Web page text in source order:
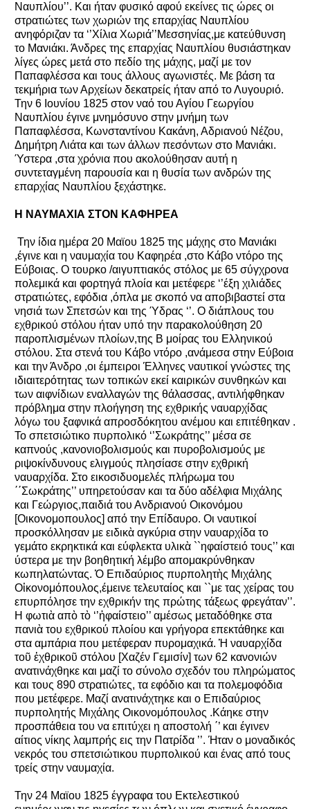
Ναυπλίου’’. Και ήταν φυσικό αφού εκείνες τις ώρες οι
στρατιώτες των χωριών της επαρχίας Ναυπλίου
ανηφόριζαν τα ‘’Χίλια Χωριά’’Μεσσηνίας,με κατεύθυνση
το Μανιάκι. Άνδρες της επαρχίας Ναυπλίου θυσιάστηκαν
λίγες ώρες μετά στο πεδίο της μάχης, μαζί με τον
Παπαφλέσσα και τους άλλους αγωνιστές. Με βάση τα
τεκμήρια των Αρχείων δεκατρείς ήταν από το Λυγουριό.
Την 6 Ιουνίου 1825 στον ναό του Αγίου Γεωργίου
Ναυπλίου έγινε μνημόσυνο στην μνήμη των
Παπαφλέσσα, Κωνσταντίνου Κακάνη, Αδριανού Νέζου,
Δημήτρη Λιάτα και των άλλων πεσόντων στο Μανιάκι.
Ύστερα ,στα χρόνια που ακολούθησαν αυτή η
συντεταγμένη παρουσία και η θυσία των ανδρών της
επαρχίας Ναυπλίου ξεχάστηκε.
Η ΝΑΥΜΑΧΙΑ ΣΤΟΝ ΚΑΦΗΡΕΑ
Την ίδια ημέρα 20 Μαϊου 1825 της μάχης στο Μανιάκι
,έγινε και η ναυμαχία του Καφηρέα ,στο Κάβο ντόρο της
Εύβοιας. Ο τουρκο /αιγυπτιακός στόλος με 65 σύγχρονα
πολεμικά και φορτηγά πλοία και μετέφερε ‘’έξη χιλιάδες
στρατιώτες, εφόδια ,όπλα με σκοπό να αποβιβαστεί στα
νησιά των Σπετσών και της Ύδρας ‘’. Ο διάπλους του
εχθρικού στόλου ήταν υπό την παρακολούθηση 20
παροπλισμένων πλοίων,της Β μοίρας του Ελληνικού
στόλου. Στα στενά του Κάβο ντόρο ,ανάμεσα στην Εύβοια
και την Άνδρο ,οι έμπειροι Έλληνες ναυτικοί γνώστες της
ιδιαιτερότητας των τοπικών εκεί καιρικών συνθηκών και
των αιφνίδιων εναλλαγών της θάλασσας, αντιλήφθηκαν
πρόβλημα στην πλοήγηση της εχθρικής ναυαρχίδας
λόγω του ξαφνικά απροσδόκητου ανέμου και επιτέθηκαν .
Το σπετσιώτικο πυρπολικό ‘’Σωκράτης’’ μέσα σε
καπνούς ,κανονιοβολισμούς και πυροβολισμούς με
ριψοκίνδυνους ελιγμούς πλησίασε στην εχθρική
ναυαρχίδα. Στο εικοσιδυομελές πλήρωμα του
΄΄Σωκράτης’’ υπηρετούσαν και τα δύο αδέλφια Μιχάλης
και Γεώργιος,παιδιά του Ανδριανού Οικονόμου
[Οικονομοπουλος] από την Επίδαυρο. Οι ναυτικοί
προσκόλλησαν με ειδικὰ αγκύρια στην ναυαρχίδα το
γεμάτο εκρηκτικά και εύφλεκτα υλικὰ ``ηφαίστειό τους’’ και
ύστερα με την βοηθητική λέμβο απομακρύνθηκαν
κωπηλατώντας. Ὁ Επιδαύριος πυρπολητὴς Μιχάλης
Οἰκονομόπουλος,έμεινε τελευταίος και ``με τας χείρας του
επυρπόλησε την εχθρικήν της πρώτης τάξεως φρεγάταν’’.
Η φωτιὰ απὸ τὸ ‘’ἡφαίστειο’’ αμέσως μεταδόθηκε στα
πανιὰ του εχθρικού πλοίου και γρήγορα επεκτάθηκε και
στα αμπάρια που μετέφεραν πυρομαχικά. Ἡ ναυαρχίδα
τοῦ ἐχθρικοῦ στόλου [Χαζέν Γεμισίν] των 62 κανονιών
ανατινάχθηκε και μαζί το σύνολο σχεδόν του πληρώματος
και τους 890 στρατιώτες, τα εφόδιο και τα πολεμοφόδια
που μετέφερε. Μαζί ανατινάχτηκε και ο Επιδαύριος
πυρπολητής Μιχάλης Οικονομόπουλος .Κάηκε στην
προσπάθεια του να επιτύχει η αποστολή ΄’ και έγινεν
αίτιος νίκης λαμπρής εις την Πατρίδα ’’. Ήταν ο μοναδικός
νεκρός του σπετσιώτικου πυρπολικού και ένας από τους
τρείς στην ναυμαχία.
Την 24 Μαϊου 1825 έγγραφα του Εκτελεστικού